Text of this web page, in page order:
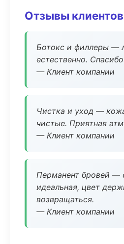
Отзывы клиентов
Ботокс и филлеры —
естественно.
— Клиент компании
Чистка и уход —
чистые. Приятная
— Клиент компании
Перманент бровей —
идеальная, цвет
возвращаться.
— Клиент компании